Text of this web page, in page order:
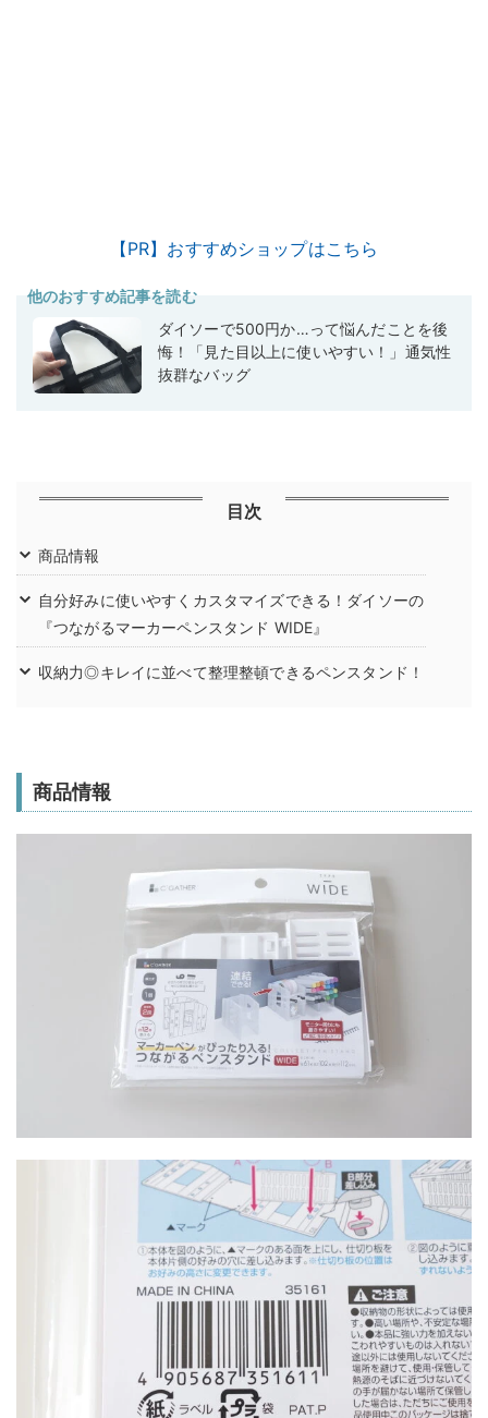
【PR】おすすめショップはこちら
他のおすすめ記事を読む
ダイソーで500円か…って悩んだことを後
悔！「見た目以上に使いやすい！」通気性
抜群なバッグ
目次
商品情報
自分好みに使いやすくカスタマイズできる！ダイソーの
『つながるマーカーペンスタンド WIDE』
収納力◎キレイに並べて整理整頓できるペンスタンド！
商品情報